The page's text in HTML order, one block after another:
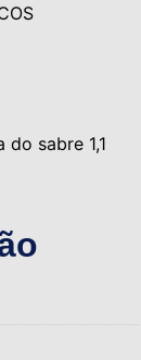
do sabre 1,1